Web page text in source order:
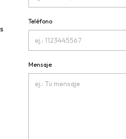
Teléfono
Mensaje